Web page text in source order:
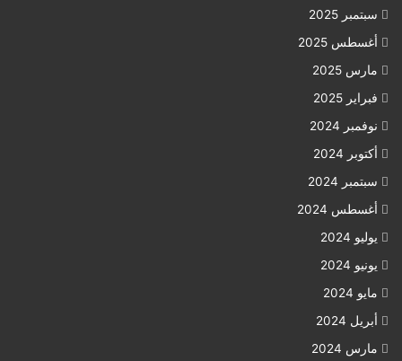
سبتمبر 2025
أغسطس 2025
مارس 2025
فبراير 2025
نوفمبر 2024
أكتوبر 2024
سبتمبر 2024
أغسطس 2024
يوليو 2024
يونيو 2024
مايو 2024
أبريل 2024
مارس 2024